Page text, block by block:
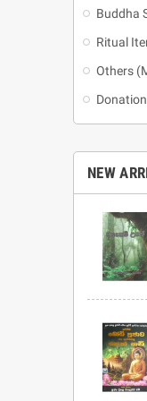
Buddha
Ritual
Others
NEW